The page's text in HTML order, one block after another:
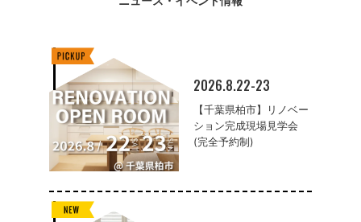
2026.8.22-23
【千葉県柏市】リノベー
ション完成現場見学会
(完全予約制)